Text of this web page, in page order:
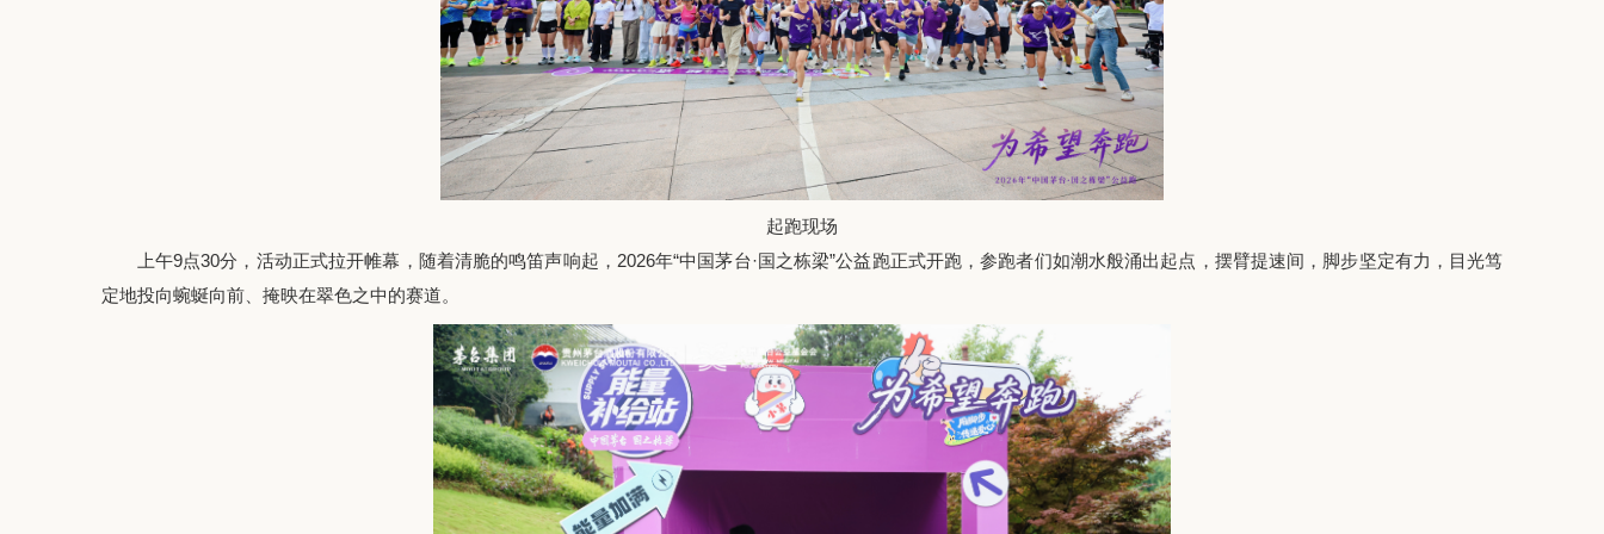
起跑现场
上午9点30分，活动正式拉开帷幕 ， 随着清脆的鸣笛声响起 ， 2026年“中国茅台·国之栋梁”公益跑正式开跑 ，参跑者们如潮水般涌出起点，摆臂提速间，脚步坚定有力，目光笃
定地投向蜿蜒向前、掩映在翠色之中的赛道。